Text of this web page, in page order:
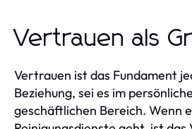
Vertrauen als
Vertrauen ist das Fundament
Beziehung, sei es im
geschäftlichen Bereich. Wenn